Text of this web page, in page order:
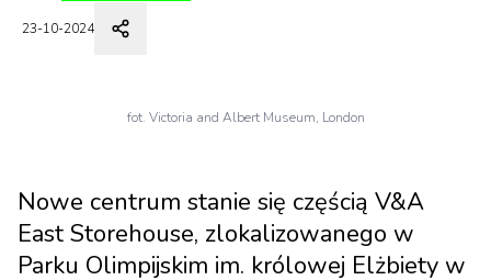
23-10-2024
fot. Victoria and Albert Museum, London
Nowe centrum stanie się częścią V&A
East Storehouse, zlokalizowanego w
Parku Olimpijskim im. królowej Elżbiety w